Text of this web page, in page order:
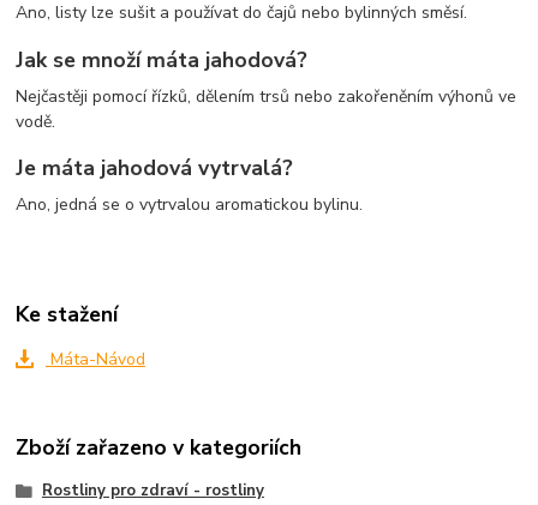
Ano, listy lze sušit a používat do čajů nebo bylinných směsí.
Jak se množí máta jahodová?
Nejčastěji pomocí řízků, dělením trsů nebo zakořeněním výhonů ve
vodě.
Je máta jahodová vytrvalá?
Ano, jedná se o vytrvalou aromatickou bylinu.
Ke stažení
Máta-Návod
Zboží zařazeno v kategoriích
Rostliny pro zdraví - rostliny